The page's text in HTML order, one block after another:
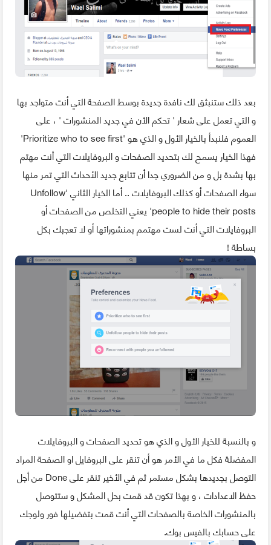
بعد ذلك ستنبثق لك نافدة جديدة بوسط الصفحة التي أنت متواجد بها
و التي تعمل على شعار ' تحكم الأن في جديد المنشورات ' ، على
العموم فلنبدأ بالخيار الأول و الذي هو 'Prioritize who to see first'
فهذا الخيار يسمح لك بتحديد الصفحات و البروفايلات التي أنت مهتم
بها بشدة بل و من الضروري جدا أن تتابع جديد الأحداث التي تمر منها
سواء الصفحات أو كذلك البروفايلات .. أما الخيار الثاني 'Unfollow
people to hide their posts' يعني التخلص من الصفحات أو
البروفايلات التي أنت لست مهتمم بمنشوراتها أو لا تعجبك بكل
بساطة !
و بالنسبة للخيار الأول و الذي هو تحديد الصفحات و البروفايلات
المفضلة فكل ما في الأمر هو أن تنقر على البروفايل او الصفحة المراد
التوصل بجديدها بشكل مستمر ثم في الأخير تنقر على Done من أجل
حفظ الاعدادات ، و بهذا تكون قد قمت بحل المشكل و ستتوصل
بالمنشورات الخاصة بالصفحات التي أنت قمت بتفضيلها فور ولوجك
على حسابك بالفيس بوك.